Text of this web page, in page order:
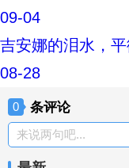
09-04
吉安娜的泪水，
08-28
0 条评论
来说两句吧...